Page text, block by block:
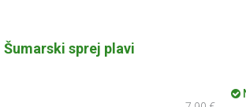
Šumarski sprej plavi